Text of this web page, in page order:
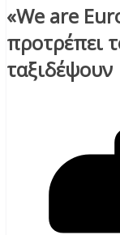
«We are
προτρέπει
ταξιδέψουν